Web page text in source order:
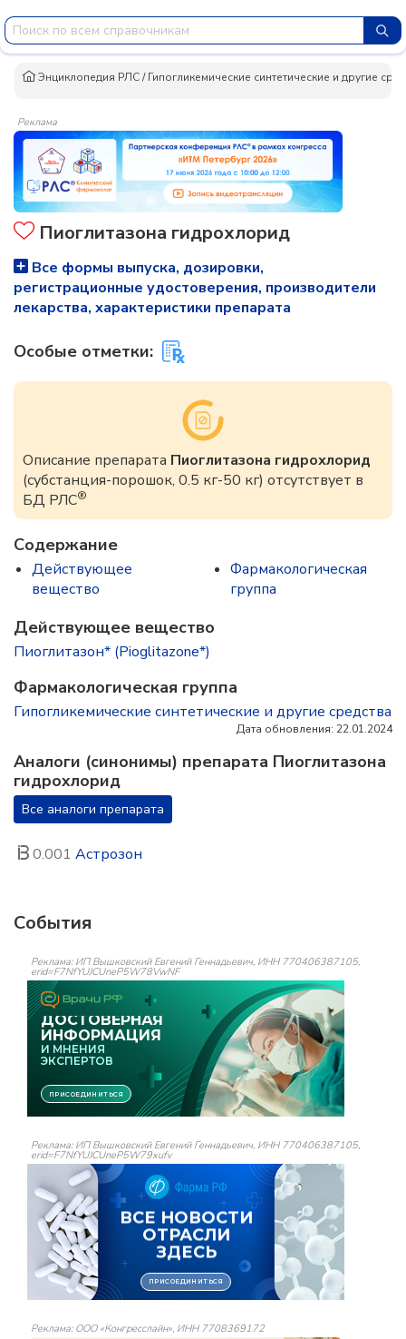
Энциклопедия РЛС/Гипогликемические синтетические и другие
Реклама
Пиоглитазона гидрохлорид
Все формы выпуска, дозировки,
регистрационные удостоверения, производители
лекарства, характеристики препарата
Особые отметки:
Описание препарата Пиоглитазона гидрохлорид
(субстанция-порошок, 0.5 кг-50 кг) отсутствует в
БД РЛС®
Содержание
Действующее
вещество
Фармакологическая
группа
Действующее вещество
Пиоглитазон* (Pioglitazone*)
Фармакологическая группа
Гипогликемические синтетические и другие средства
Дата обновления: 22.01.2024
Аналоги (синонимы) препарата Пиоглитазона
гидрохлорид
Все аналоги препарата
0.001 Астрозон
События
Реклама: ИП Вышковский Евгений Геннадьевич, ИНН 770406387105,
erid=F7NfYUJCUneP5W78VwNF
Реклама: ИП Вышковский Евгений Геннадьевич, ИНН 770406387105,
erid=F7NfYUJCUneP5W79xufv
Реклама: ООО «Конгресслайн», ИНН 7708369172